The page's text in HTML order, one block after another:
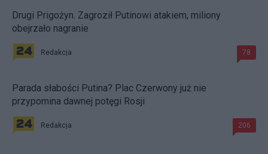
Drugi Prigożyn. Zagroził Putinowi atakiem, miliony
obejrzało nagranie
Redakcja 78
Parada słabości Putina? Plac Czerwony już nie
przypomina dawnej potęgi Rosji
Redakcja 206